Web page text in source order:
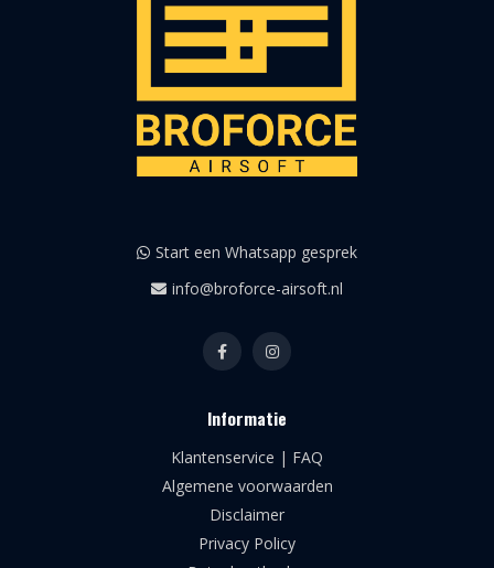
Start een Whatsapp gesprek
info@broforce-airsoft.nl
Informatie
Klantenservice | FAQ
Algemene voorwaarden
Disclaimer
Privacy Policy